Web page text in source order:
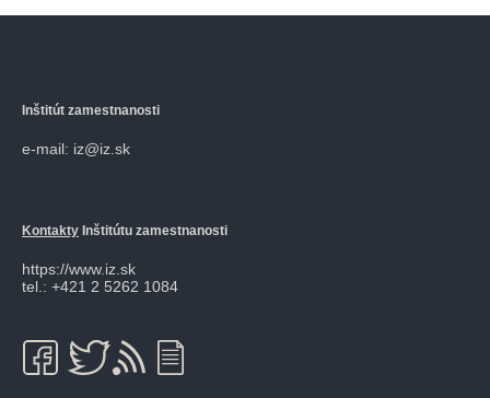
Inštitút zamestnanosti
e-mail: iz@iz.sk
Kontakty Inštitútu zamestnanosti
https://www.iz.sk
tel.: +421 2 5262 1084